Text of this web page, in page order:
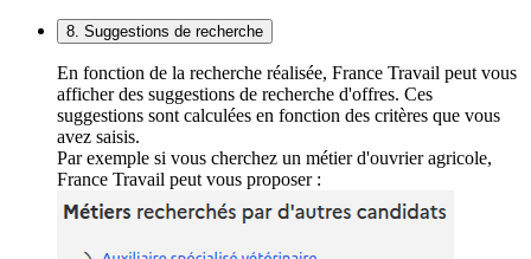
8. Suggestions de recherche
En fonction de la recherche réalisée, France Travail peut vous
afficher des suggestions de recherche d'offres. Ces
suggestions sont calculées en fonction des critères que vous
avez saisis.
Par exemple si vous cherchez un métier d'ouvrier agricole,
France Travail peut vous proposer :